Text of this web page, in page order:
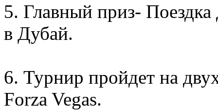
5. Главный приз-
в Дубай.
6. Турнир пройдет на
Forza Vegas.